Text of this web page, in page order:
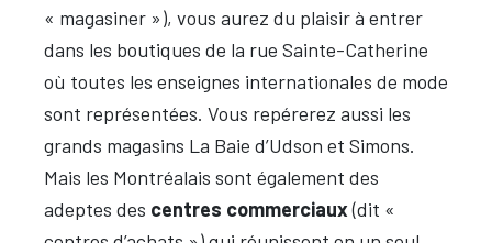
« magasiner »), vous aurez du plaisir à entrer
dans les boutiques de la rue Sainte-Catherine
où toutes les enseignes internationales de mode
sont représentées. Vous repérerez aussi les
grands magasins La Baie d’Udson et Simons.
Mais les Montréalais sont également des
adeptes des centres commerciaux(dit «